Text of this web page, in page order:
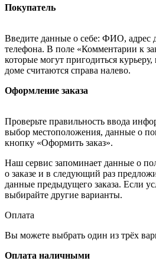
Покупатель
Введите данные о себе: ФИО, адрес
телефона. В поле «Комментарии к
которые могут пригодиться
доме считаются справа налево.
Оформление заказа
Проверьте правильность ввода
выбор местоположения, данные о
кнопку «Оформить заказ».
Наш сервис запоминает данные о
о заказе и в следующий раз
данные предыдущего заказа. Если
выбирайте другие варианты.
Оплата
Вы можете выбрать один из трёх
Оплата наличными